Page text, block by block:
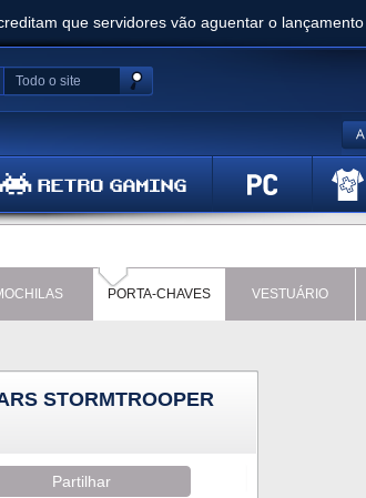
que servidores vão aguentar o lançamento
5 milhões de cópias e vai receber novo conteúdo
Ghost of Yotei - Análise
Metal Gear Solid Delta: Snake Eater - Análise
Bethesda anuncia livestream para o Fallout Day
Todo o site
PORTA-CHAVES VESTUÁRIO
STORMTROOPER
Partilhar